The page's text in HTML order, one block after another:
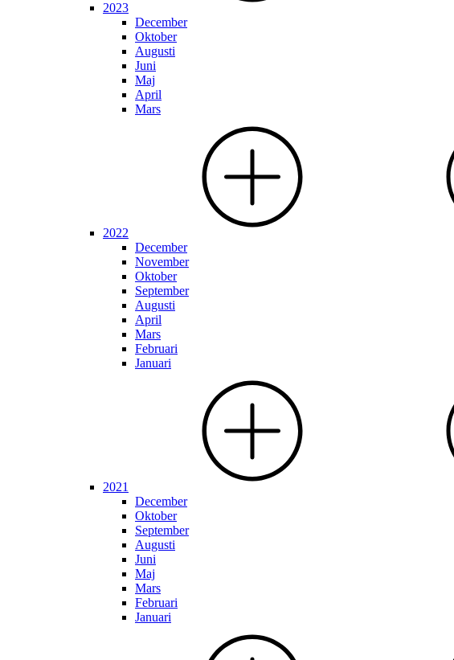
2023
December
Oktober
Augusti
Juni
Maj
April
Mars
2022
December
November
Oktober
September
Augusti
April
Mars
Februari
Januari
2021
December
Oktober
September
Augusti
Juni
Maj
Mars
Februari
Januari